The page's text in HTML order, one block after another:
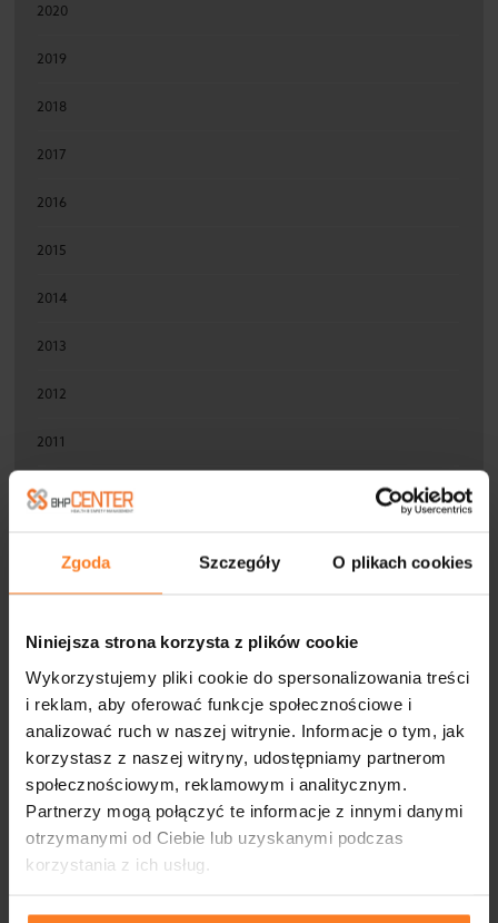
Zgoda Szczegóły O plikach cookies
Niniejsza strona korzysta z plików cookie
Wykorzystujemy pliki cookie do spersonalizowania treści
i reklam, aby oferować funkcje społecznościowe i
analizować ruch w naszej witrynie. Informacje o tym, jak
korzystasz z naszej witryny, udostępniamy partnerom
społecznościowym, reklamowym i analitycznym.
Partnerzy mogą połączyć te informacje z innymi danymi
otrzymanymi od Ciebie lub uzyskanymi podczas
korzystania z ich usług.
2020
2019
2018
2017
2016
2015
2014
2013
2012
2011
2010
FIRMY WSPÓŁPRACUJĄCE